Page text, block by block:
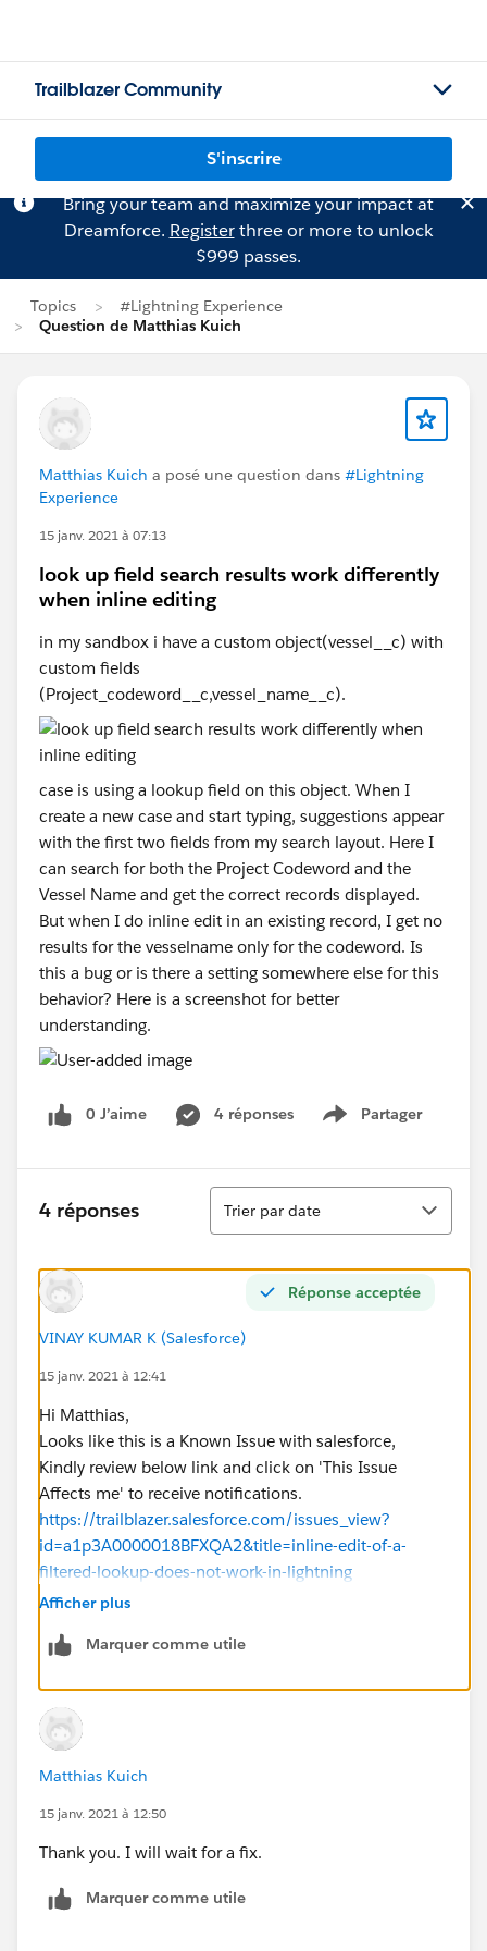
Trailblazer Community
S'inscrire
Bring your team and maximize your impact at
Dreamforce. Registerthree or more to unlock
$999 passes.
Topics
#Lightning Experience
Question de Matthias Kuich
Matthias Kuich a posé une question dans #Lightning
Experience
15 janv. 2021 à 07:13
look up field search results work differently
when inline editing
in my sandbox i have a custom object(vessel__c) with
custom fields
(Project_codeword__c,vessel_name__c).
case is using a lookup field on this object. When I
create a new case and start typing, suggestions appear
with the first two fields from my search layout. Here I
can search for both the Project Codeword and the
Vessel Name and get the correct records displayed.
But when I do inline edit in an existing record, I get no
results for the vesselname only for the codeword. Is
this a bug or is there a setting somewhere else for this
behavior? Here is a screenshot for better
understanding.
0 J’aime 4 réponses Partager
Show menu
4 réponses
Tri
Trier par date
Réponse acceptée
VINAY KUMAR K (Salesforce)
15 janv. 2021 à 12:41
Hi Matthias,
Looks like this is a Known Issue with salesforce,
Kindly review below link and click on 'This Issue
Affects me' to receive notifications.
https://trailblazer.salesforce.com/issues_view?
id=a1p3A0000018BFXQA2&title=inline-edit-of-a-
filtered-lookup-does-not-work-in-lightning
Hope above information was helpful.
in the future.
Afficher plus
Marquer comme utile
Matthias Kuich
15 janv. 2021 à 12:50
Thank you. I will wait for a fix.
Marquer comme utile